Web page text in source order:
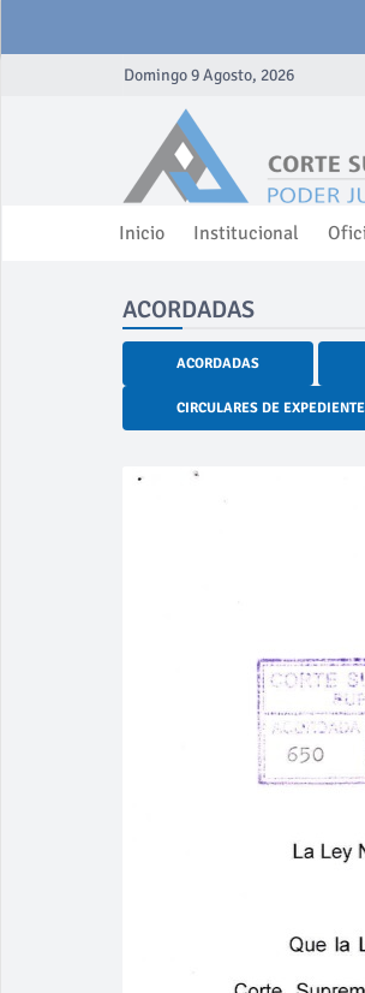
Domingo 9 Agosto, 2026
Inicio Institucional
ACORDADAS
ACORDADAS
CIRCULARES DE